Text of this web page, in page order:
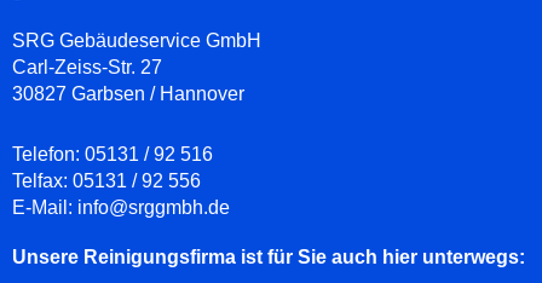
SRG Gebäudeservice GmbH
Carl-Zeiss-Str. 27
30827 Garbsen / Hannover
Telefon: 05131 / 92 516
Telfax: 05131 / 92 556
E-Mail: info@srggmbh.de
Unsere Reinigungsfirma ist für Sie auch hier unterwegs: